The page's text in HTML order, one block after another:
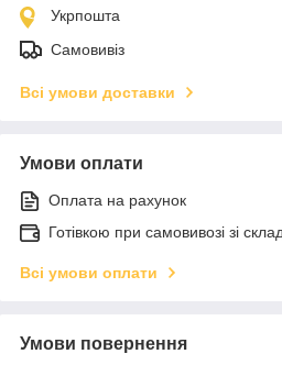
Укрпошта
Самовивіз
Всі умови доставки
Умови оплати
Оплата на рахунок
Готівкою при самовивозі зі
Всі умови оплати
Умови повернення